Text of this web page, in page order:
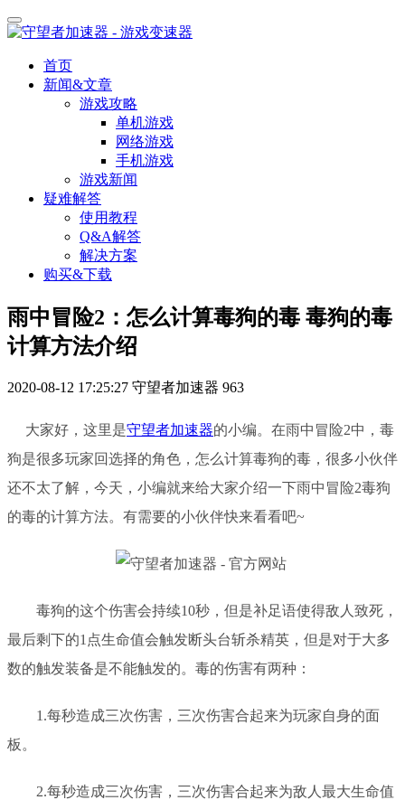
首页
新闻&文章
游戏攻略
单机游戏
网络游戏
手机游戏
游戏新闻
疑难解答
使用教程
Q&A解答
解决方案
购买&下载
雨中冒险2：怎么计算毒狗的毒 毒狗的毒
计算方法介绍
2020-08-12 17:25:27 守望者加速器 963
大家好，这里是守望者加速器的小编。在雨中冒险2中，毒
狗是很多玩家回选择的角色，怎么计算毒狗的毒，很多小伙伴
还不太了解，今天，小编就来给大家介绍一下雨中冒险2毒狗
的毒的计算方法。 有需要的小伙伴快来看看吧~
毒狗的这个伤害会持续10秒，但是补足语使得敌人致死，
最后剩下的1点生命值会触发断头台斩杀精英 ， 但是对于大多
数的触发装备是不能触发的。毒的伤害有两种：
1.每秒造成三次伤害，三次伤害合起来为玩家自身的面
板。
2.每秒造成三次伤害，三次伤害合起来为敌人最大生命值